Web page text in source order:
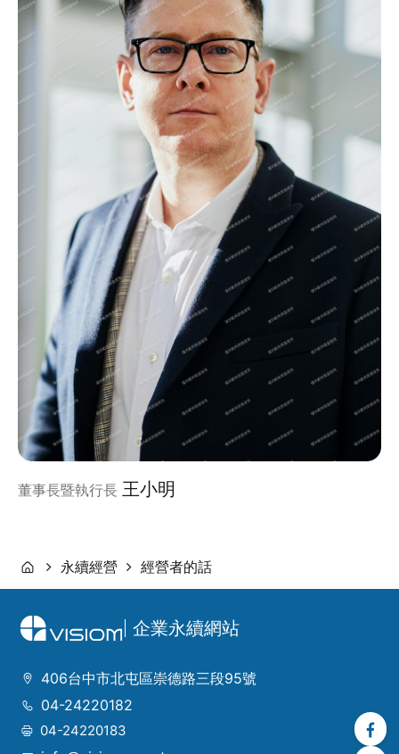
董事長暨執行長 王小明
永續經營 經營者的話
企業永續網站
406台中市北屯區崇德路三段95號
04-24220182
04-24220183